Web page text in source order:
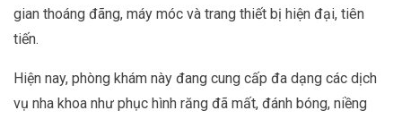
gian thoáng đãng, máy móc và trang thiết bị hiện đại, tiên
tiến.
Hiện nay, phòng khám này đang cung cấp đa dạng các dịch
vụ nha khoa như phục hình răng đã mất, đánh bóng, niềng